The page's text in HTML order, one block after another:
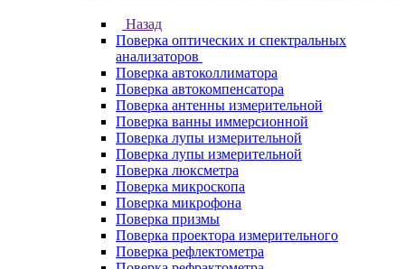
Назад
Поверка оптических и спектральных
анализаторов
Поверка автоколлиматора
Поверка автокомпенсатора
Поверка антенны измерительной
Поверка ванны иммерсионной
Поверка лупы измерительной
Поверка лупы измерительной
Поверка люксметра
Поверка микроскопа
Поверка микрофона
Поверка призмы
Поверка проектора измерительного
Поверка рефлектометра